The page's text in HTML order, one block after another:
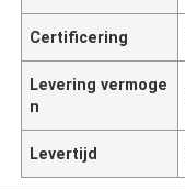
Certificering
Levering vermoge
n
Levertijd